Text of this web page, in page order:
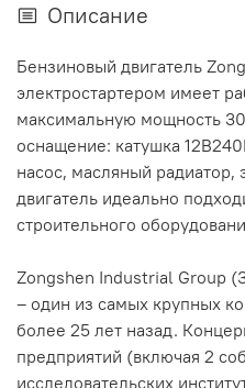
Описание
Бензиновый двигатель
электростартером имеет
максимальную мощность
оснащение: катушка
насос, масляный радиатор,
двигатель идеально
строительного
Zongshen Industrial Group
– один из самых крупных
более 25 лет назад.
предприятий (включая 2
исследовательских